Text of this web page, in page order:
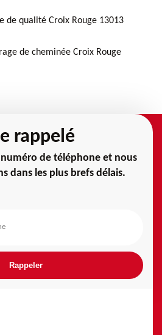
de qualité Croix Rouge 13013
de cheminée Croix Rouge
rappelé
numéro de téléphone et nous
dans les plus brefs délais.